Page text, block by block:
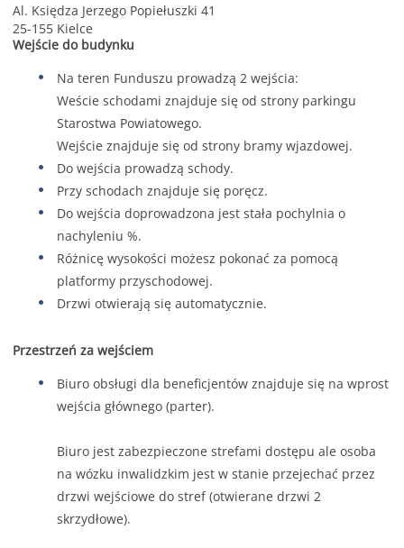
Al. Księdza Jerzego Popiełuszki 41
25-155 Kielce
Wejście do budynku
Na teren Funduszu prowadzą 2 wejścia:
Weście schodami znajduje się od strony parkingu
Starostwa Powiatowego.
Wejście znajduje się od strony bramy wjazdowej.
Do wejścia prowadzą schody.
Przy schodach znajduje się poręcz.
Do wejścia doprowadzona jest stała pochylnia o
nachyleniu %.
Różnicę wysokości możesz pokonać za pomocą
platformy przyschodowej.
Drzwi otwierają się automatycznie.
Przestrzeń za wejściem
Biuro obsługi dla beneficjentów znajduje się na wprost
wejścia głównego (parter).
Biuro jest zabezpieczone strefami dostępu ale osoba
na wózku inwalidzkim jest w stanie przejechać przez
drzwi wejściowe do stref (otwierane drzwi 2
skrzydłowe).